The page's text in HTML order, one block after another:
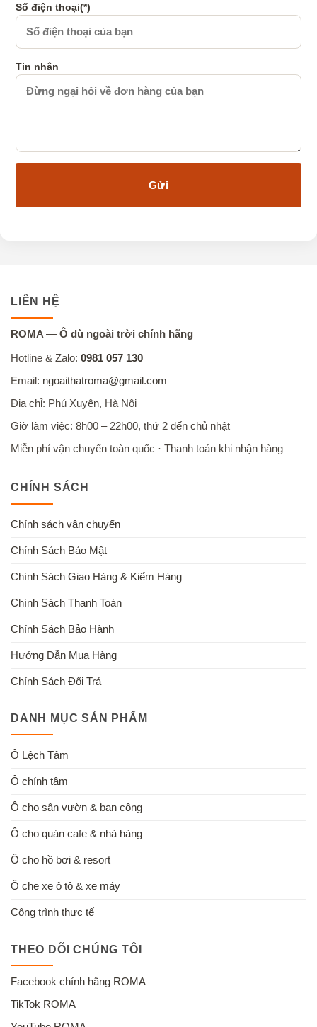
Số điện thoại(*)
Tin nhắn
LIÊN HỆ
ROMA — Ô dù ngoài trời chính hãng
Hotline & Zalo: 0981 057 130
Email: ngoaithatroma@gmail.com
Địa chỉ: Phú Xuyên, Hà Nội
Giờ làm việc: 8h00 – 22h00, thứ 2 đến chủ nhật
Miễn phí vận chuyển toàn quốc · Thanh toán khi nhận hàng
CHÍNH SÁCH
Chính sách vận chuyển
Chính Sách Bảo Mật
Chính Sách Giao Hàng & Kiểm Hàng
Chính Sách Thanh Toán
Chính Sách Bảo Hành
Hướng Dẫn Mua Hàng
Chính Sách Đổi Trả
DANH MỤC SẢN PHẨM
Ô Lệch Tâm
Ô chính tâm
Ô cho sân vườn & ban công
Ô cho quán cafe & nhà hàng
Ô cho hồ bơi & resort
Ô che xe ô tô & xe máy
Công trình thực tế
THEO DÕI CHÚNG TÔI
Facebook chính hãng ROMA
TikTok ROMA